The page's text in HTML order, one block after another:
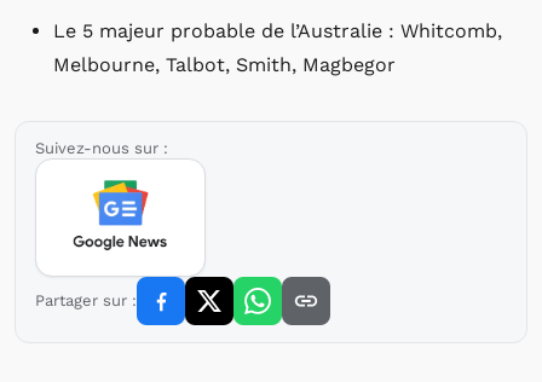
Le 5 majeur probable de l’Australie : Whitcomb,
Melbourne, Talbot, Smith, Magbegor
Suivez-nous sur :
Partager sur :